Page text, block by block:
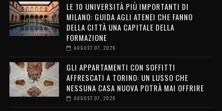
LE 10 UNIVERSITÀ PIÙ IMPORTANTI DI
MILANO: GUIDA AGLI ATENEI CHE FANNO
DELLA CITTÀ UNA CAPITALE DELLA
FORMAZIONE
AUGUST 07, 2026
GLI APPARTAMENTI CON SOFFITTI
AFFRESCATI A TORINO: UN LUSSO CHE
NESSUNA CASA NUOVA POTRÀ MAI OFFRIRE
AUGUST 07, 2026